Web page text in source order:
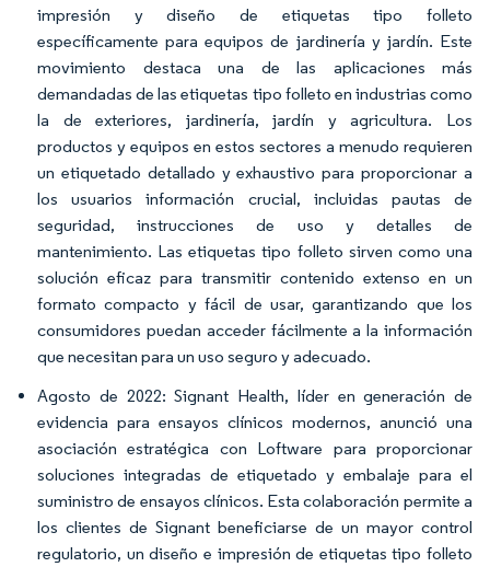
impresión y diseño de etiquetas tipo folleto
específicamente para equipos de jardinería y jardín. Este
movimiento destaca una de las aplicaciones más
demandadas de las etiquetas tipo folleto en industrias como
la de exteriores, jardinería, jardín y agricultura. Los
productos y equipos en estos sectores a menudo requieren
un etiquetado detallado y exhaustivo para proporcionar a
los usuarios información crucial, incluidas pautas de
seguridad, instrucciones de uso y detalles de
mantenimiento. Las etiquetas tipo folleto sirven como una
solución eficaz para transmitir contenido extenso en un
formato compacto y fácil de usar, garantizando que los
consumidores puedan acceder fácilmente a la información
que necesitan para un uso seguro y adecuado.
Agosto de 2022: Signant Health, líder en generación de
evidencia para ensayos clínicos modernos, anunció una
asociación estratégica con Loftware para proporcionar
soluciones integradas de etiquetado y embalaje para el
suministro de ensayos clínicos. Esta colaboración permite a
los clientes de Signant beneficiarse de un mayor control
regulatorio, un diseño e impresión de etiquetas tipo folleto